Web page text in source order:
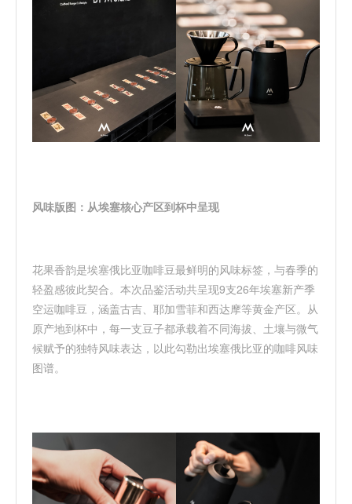
风味版图：从埃塞核心产区到杯中呈现
花果香韵是埃塞俄比亚咖啡豆最鲜明的风味标签，与春季的
轻盈感彼此契合。本次品鉴活动共呈现9支26年埃塞新产季
空运咖啡豆，涵盖古吉、耶加雪菲和西达摩等黄金产区。从
原产地到杯中，每一支豆子都承载着不同海拔、土壤与微气
候赋予的独特风味表达，以此勾勒出埃塞俄比亚的咖啡风味
图谱。